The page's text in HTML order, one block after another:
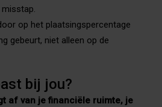
misstap.
op het plaatsingspercentage
gebeurt, niet alleen op de
bij jou?
af van je financiële ruimte, je